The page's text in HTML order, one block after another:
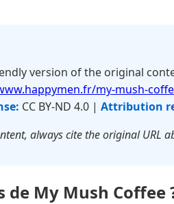
version of the original
my-mush-
CC BY-ND 4.0 | Attribution
always cite the original URL
de My Mush Coffee